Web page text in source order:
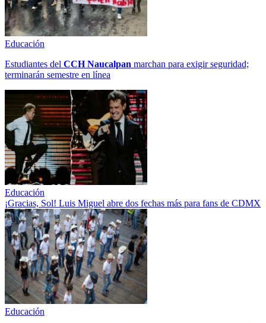
Educación
Estudiantes del CCH Naucalpan marchan para exigir seguridad;
terminarán semestre en línea
Educación
¡Gracias, Sol! Luis Miguel abre dos fechas más para fans de CDMX
Educación